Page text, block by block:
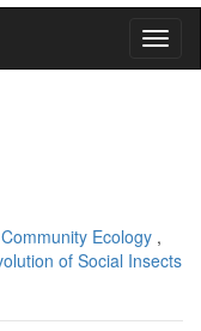
Ecology ,
of Social Insects